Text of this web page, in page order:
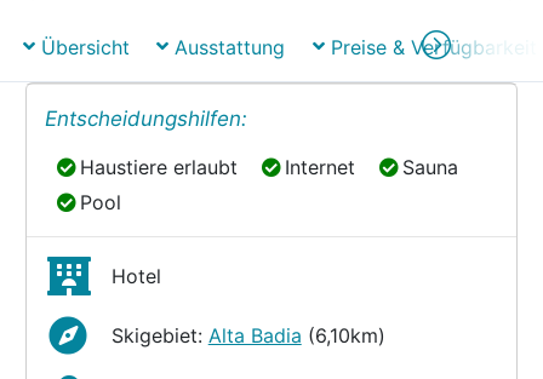
Übersicht Ausstattung Preise & Verfügbarkeit
Entscheidungshilfen:
Haustiere erlaubt
Haustiere erlaubt Internet
Internet Sauna
Sauna
Pool
Pool
Hotel
Skigebiet: Alta Badia (6,10km)